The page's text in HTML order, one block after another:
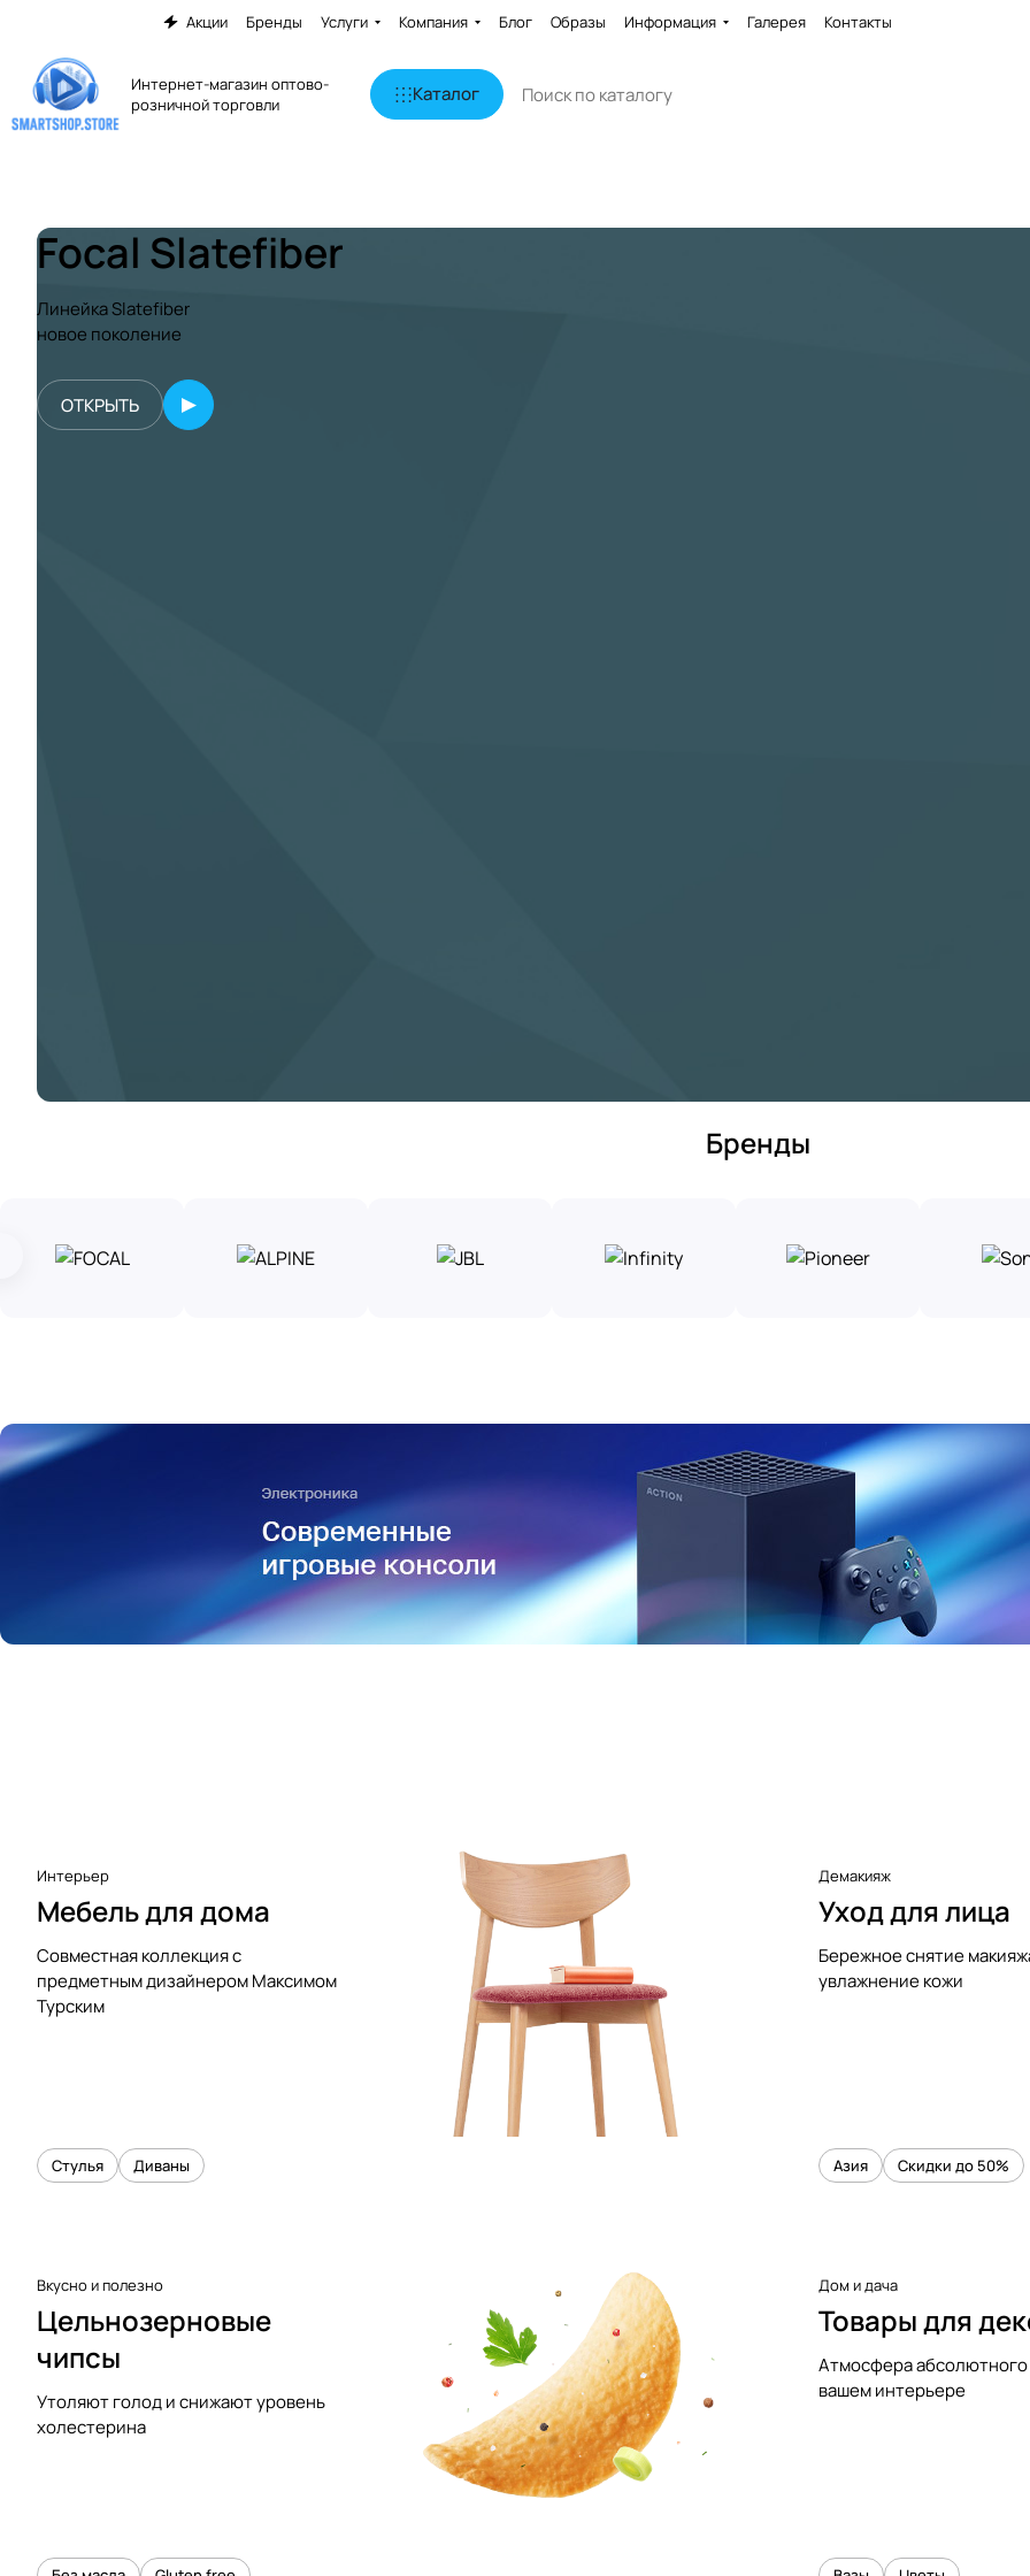
Акции Бренды Услуги Компания Блог Образы Информация Галерея Контакты
Интернет-магазин оптово-
розничной торговли
Каталог
Focal Slatefiber
Линейка Slatefiber
новое поколение
ОТКРЫТЬ
Бренды
Аксессуары к виниловым
проигрывателям
Интерьер
Мебель для дома
Совместная коллекция с
предметным дизайнером Максимом
Турским
Стулья Диваны
Демакияж
Уход для лица
Бережное снятие
увлажнение кожи
Азия Скидки до 50%
Вкусно и полезно
Цельнозерновые
чипсы
Утоляют голод и снижают уровень
холестерина
Дом и дача
Товары для
Атмосфера абсолютного
вашем интерьере